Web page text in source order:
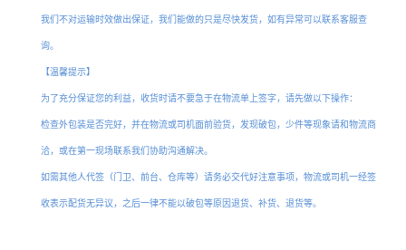
我们不对运输时效做出保证，我们能做的只是尽快发货，如有异常可以联系客服查
询。
【温馨提示】
为了充分保证您的利益，收货时请不要急于在物流单上签字，请先做以下操作：
检查外包装是否完好，并在物流或司机面前验货，发现破包，少件等现象请和物流商
洽，或在第一现场联系我们协助沟通解决。
如需其他人代签（门卫、前台、仓库等）请务必交代好注意事项，物流或司机一经签
收表示配货无异议，之后一律不能以破包等原因退货、补货、退货等。